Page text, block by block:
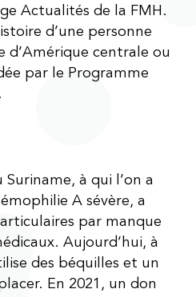
Actualités de la FMH.
d’une personne
d’Amérique centrale ou
par le Programme
Suriname, à qui l’on a
A sévère, a
par manque
Aujourd’hui, à
des béquilles et un
En 2021, un don